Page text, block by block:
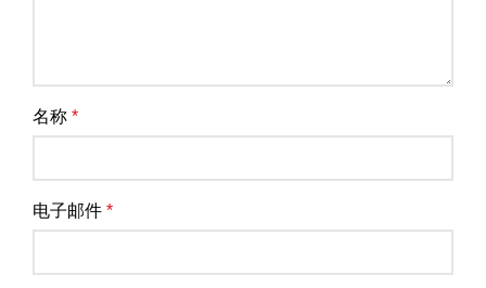
名称 *
电子邮件 *